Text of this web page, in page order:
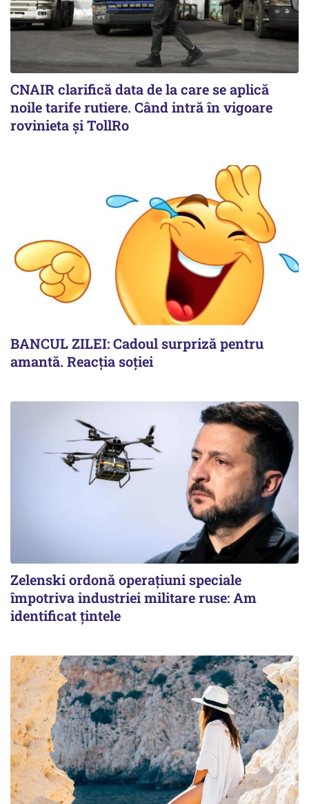
CNAIR clarifică data de la care se aplică
noile tarife rutiere. Când intră în vigoare
rovinieta și TollRo
BANCUL ZILEI: Cadoul surpriză pentru
amantă. Reacția soției
Zelenski ordonă operațiuni speciale
împotriva industriei militare ruse: Am
identificat țintele